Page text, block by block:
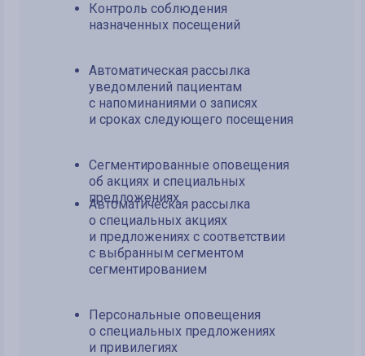
Контроль соблюдения
назначенных посещений
Автоматическая рассылка
уведомлений пациентам
с напоминаниями о записях
и сроках следующего посещения
Сегментированные оповещения
об акциях и специальных
предложениях
Автоматическая рассылка
о специальных акциях
и предложениях с соответствии
с выбранным сегментом
сегментированием
Персональные оповещения
о специальных предложениях
и привилегиях